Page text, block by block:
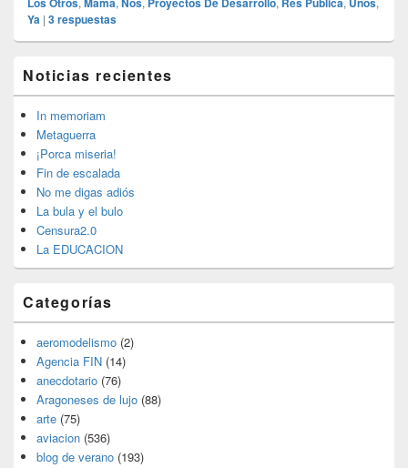
Ya | 3respuestas
área
de
widget
barra
lateral
primaria
Noticias recientes
In memoriam
Metaguerra
¡Porca miseria!
Fin de escalada
No me digas adiós
La bula y el bulo
Censura2.0
La EDUCACION
Categorías
aeromodelismo (2)
Agencia FIN (14)
anecdotario (76)
Aragoneses de lujo (88)
arte (75)
aviacion (536)
blog de verano (193)